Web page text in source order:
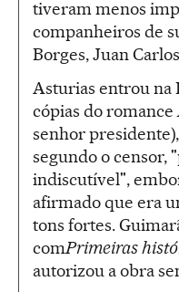
tiveram menos
companheiros de
Borges, Juan
Asturias entrou na
cópias do romance
senhor
segundo o censor,
indiscutível",
afirmado que era
tons fortes.
comPrimeiras
autorizou a obra